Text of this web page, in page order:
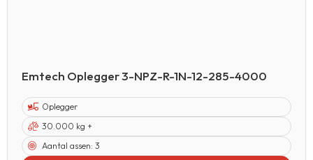
Emtech Oplegger 3-NPZ-R-1N-12-285-4000
Oplegger
30.000 kg +
Aantal assen: 3